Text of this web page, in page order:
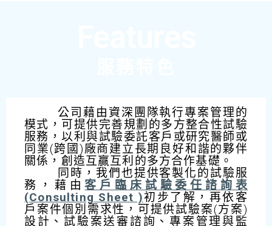
公司藉由資深團隊執行專案管理的
模式，可提供完善規劃的多方整合性試驗
服務，以利與試驗委託客戶或研究醫師或
同業(跨國)廠商建立長期良好和諧的夥伴
關係，創造互贏互利的多方合作基礎。
同時，我們也提供客製化的試驗服
務，藉由客戶臨床試驗委任諮詢表
(Consulting Sheet )初步了解，再依客
戶案件個別需求性，可提供試驗案(方案)
設計、試驗案送審諮詢、專案管理與監